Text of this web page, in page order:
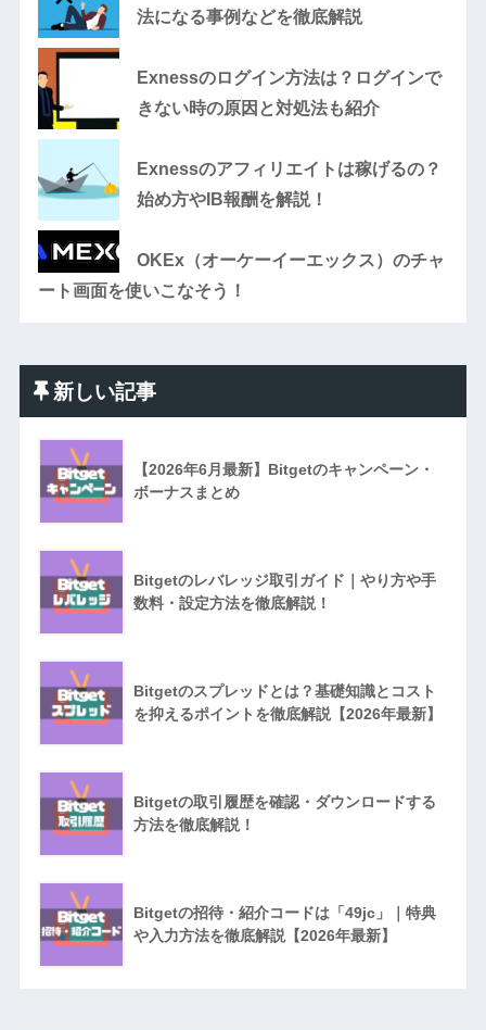
法になる事例などを徹底解説
Exnessのログイン方法は？ログインで
きない時の原因と対処法も紹介
Exnessのアフィリエイトは稼げるの？
始め方やIB報酬を解説！
OKEx（オーケーイーエックス）のチャ
ート画面を使いこなそう！
新しい記事
【2026年6月最新】Bitgetのキャンペーン・
ボーナスまとめ
Bitgetのレバレッジ取引ガイド｜やり方や手
数料・設定方法を徹底解説！
Bitgetのスプレッドとは？基礎知識とコスト
を抑えるポイントを徹底解説【2026年最新】
Bitgetの取引履歴を確認・ダウンロードする
方法を徹底解説！
Bitgetの招待・紹介コードは「49jc」｜特典
や入力方法を徹底解説【2026年最新】